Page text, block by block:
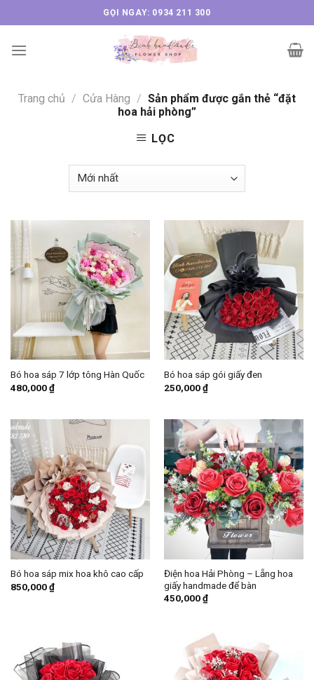
to
content
GỌI NGAY: 0934 211 300
Trang chủ / Cửa Hàng / Sản phẩm được gắn thẻ “đặt
hoa hải phòng”
LỌC
Bó hoa sáp 7 lớp tông Hàn Quốc
480,000₫
Bó hoa sáp gói giấy đen
250,000₫
Bó hoa sáp mix hoa khô cao cấp
850,000₫
Điện hoa Hải Phòng – Lẵng hoa
giấy handmade để bàn
450,000₫